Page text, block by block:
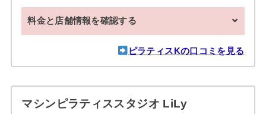
料金と店舗情報を確認する
ピラティスKの口コミを見る
マシンピラティススタジオ LiLy